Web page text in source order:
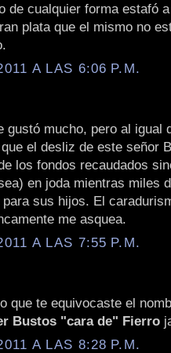
de cualquier forma estafó
plata que el mismo no
A LAS 6:06 P.M.
gustó mucho, pero al igual
el desliz de este señor
los fondos recaudados
en joda mientras miles
sus hijos. El
me asquea.
A LAS 7:55 P.M.
que te equivocaste el
Bustos "cara de" Fierro
A LAS 8:28 P.M.